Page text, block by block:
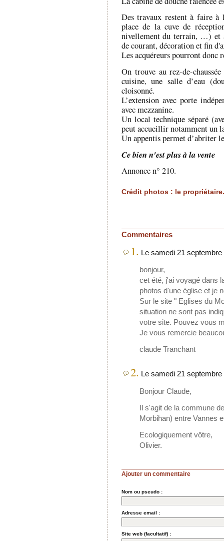
Des travaux restent à faire à
place de la cuve de
nivellement du terrain, …) et
de courant, décoration et fin
Les acquéreurs pourront donc
On trouve au rez-de-
cuisine, une salle d’eau
cloisonné.
L’extension avec porte
avec mezzanine.
Un local technique séparé
peut accueillir notamment un
Un appentis permet d’abriter
Ce bien n'est plus à la vente
Annonce n° 210.
Crédit photos : le propriétaire.
Commentaires
1. Le samedi 21
bonjour,
cet été, j'ai voyagé dans
photos d'une église et je
Sur le site " Eglises du
situation ne sont pas
votre site. Pouvez vous
Je vous remercie
claude Tranchant
2. Le samedi 21
Bonjour Claude,
Il s'agit de la commune
Morbihan) entre Vannes
Ecologiquement vôtre,
Olivier.
Ajouter un commentaire
Nom ou pseudo :
Adresse email :
Site web (facultatif) :